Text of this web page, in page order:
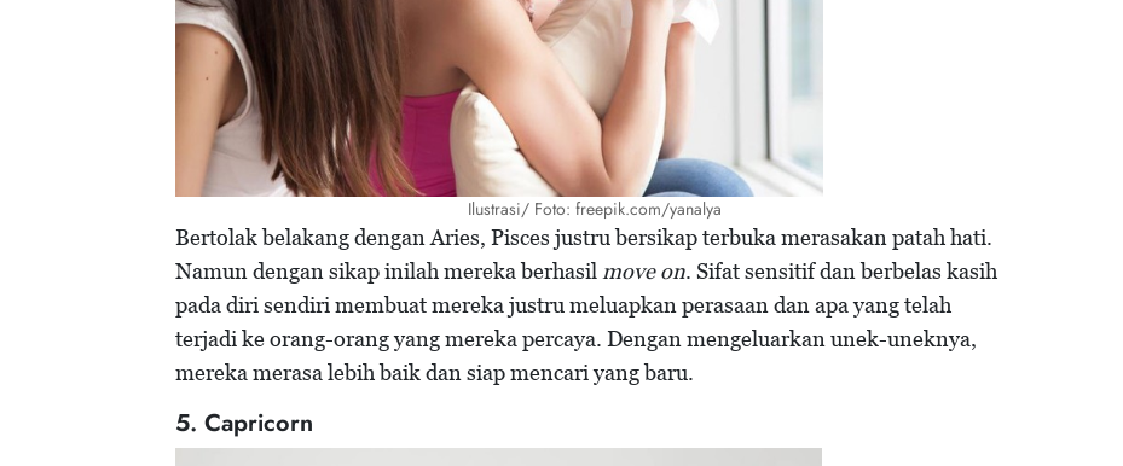
Ilustrasi/ Foto: freepik.com/yanalya
Bertolak belakang dengan Aries, Pisces justru bersikap terbuka merasakan patah hati.
Namun dengan sikap inilah mereka berhasilmove on. Sifat sensitif dan berbelas kasih
pada diri sendiri membuat mereka justru meluapkan perasaan dan apa yang telah
terjadi ke orang-orang yang mereka percaya. Dengan mengeluarkan unek-uneknya,
mereka merasa lebih baik dan siap mencari yang baru.
5. Capricorn